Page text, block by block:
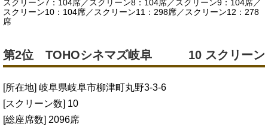
スクリーン7：104席／スクリーン8：104席／スクリーン9：104席／
スクリーン10：104席／スクリーン11：298席／スクリーン12：278
席
第2位 TOHOシネマズ岐阜 10 スクリーン
[所在地] 岐阜県岐阜市柳津町丸野3-3-6
[スクリーン数] 10
[総座席数] 2096席